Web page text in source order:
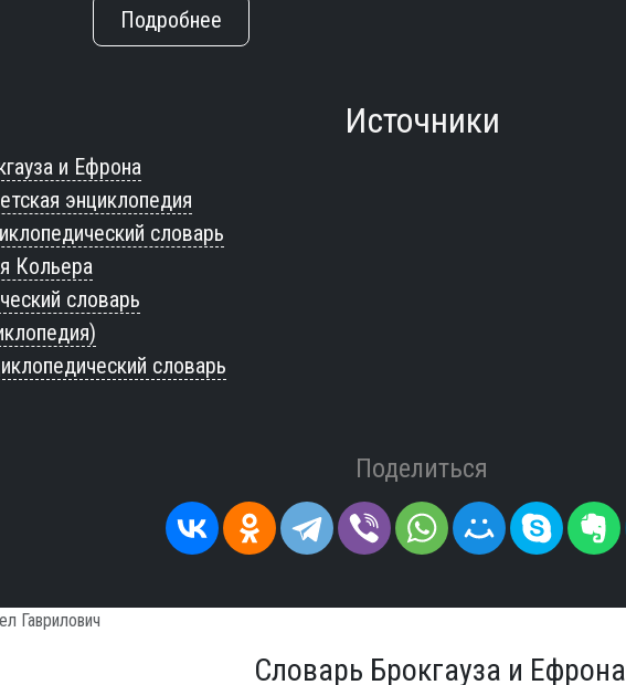
Подробнее
Источники
и Ефрона
энциклопедия
словарь
Кольера
словарь
словарь
Поделиться
Гаврилович
Словарь Брокгауза и Ефрона